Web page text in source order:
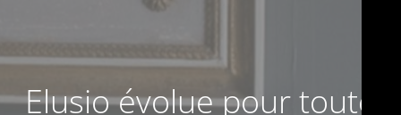
Elusio évolue pour toute